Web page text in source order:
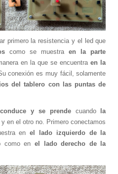
primero la resistencia y el led que
como se muestraen la parte
en la que se encuentraen la
conexión es muy fácil, solamente
del tablero con las puntas de
conduce y se prendecuando
la
en el otro no. Primero conectamos
enel lado izquierdo de la
como en el lado derecho de la